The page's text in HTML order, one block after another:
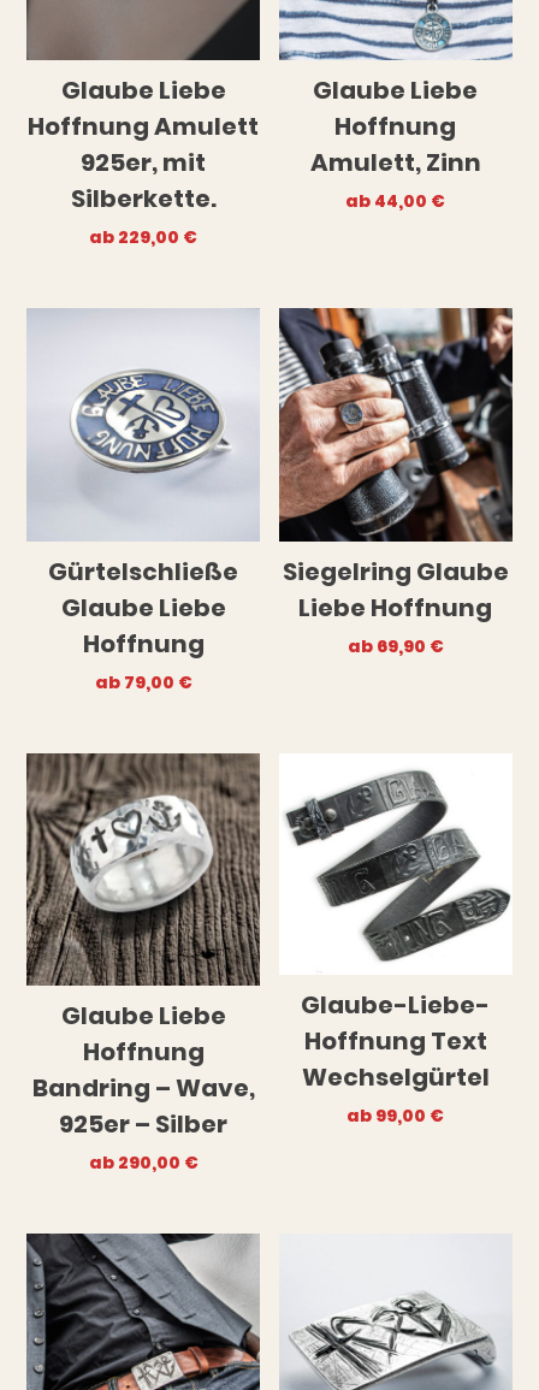
Glaube Liebe
Hoffnung Amulett
925er, mit
Silberkette.
ab 229,00 €
Glaube Liebe
Hoffnung
Amulett, Zinn
ab 44,00 €
Gürtelschließe
Glaube Liebe
Hoffnung
ab 79,00 €
Siegelring Glaube
Liebe Hoffnung
ab 69,90 €
Glaube Liebe
Hoffnung
Bandring – Wave,
925er – Silber
ab 290,00 €
Glaube-Liebe-
Hoffnung Text
Wechselgürtel
ab 99,00 €